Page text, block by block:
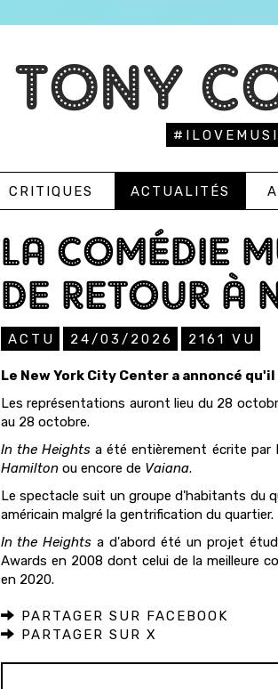
TONY
CRITIQUES ACTUALITÉS
LA COMÉDIE
DE RETOUR À
ACTU 24/03/2026 2161 VU
Le New York City Center a annoncé
Les représentations auront lieu du 28
au 28 octobre.
In the Heightsa été entièrement écrite par
Hamilton ou encore de Vaiana.
Le spectacle suit un groupe d'habitants du
américain malgré la gentrification du quartier.
In the Heights a d'abord été un projet
Awards en 2008 dont celui de la meilleure
en 2020.
PARTAGER SUR FACEBOOK
PARTAGER SUR X